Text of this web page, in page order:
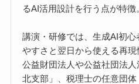
るAI活用設計を行う点が特徴
講演・研修では、生成AI初
やすさと翌日から使える再現
公益財団法人や公益社団法
北支部」、税理士の任意団体